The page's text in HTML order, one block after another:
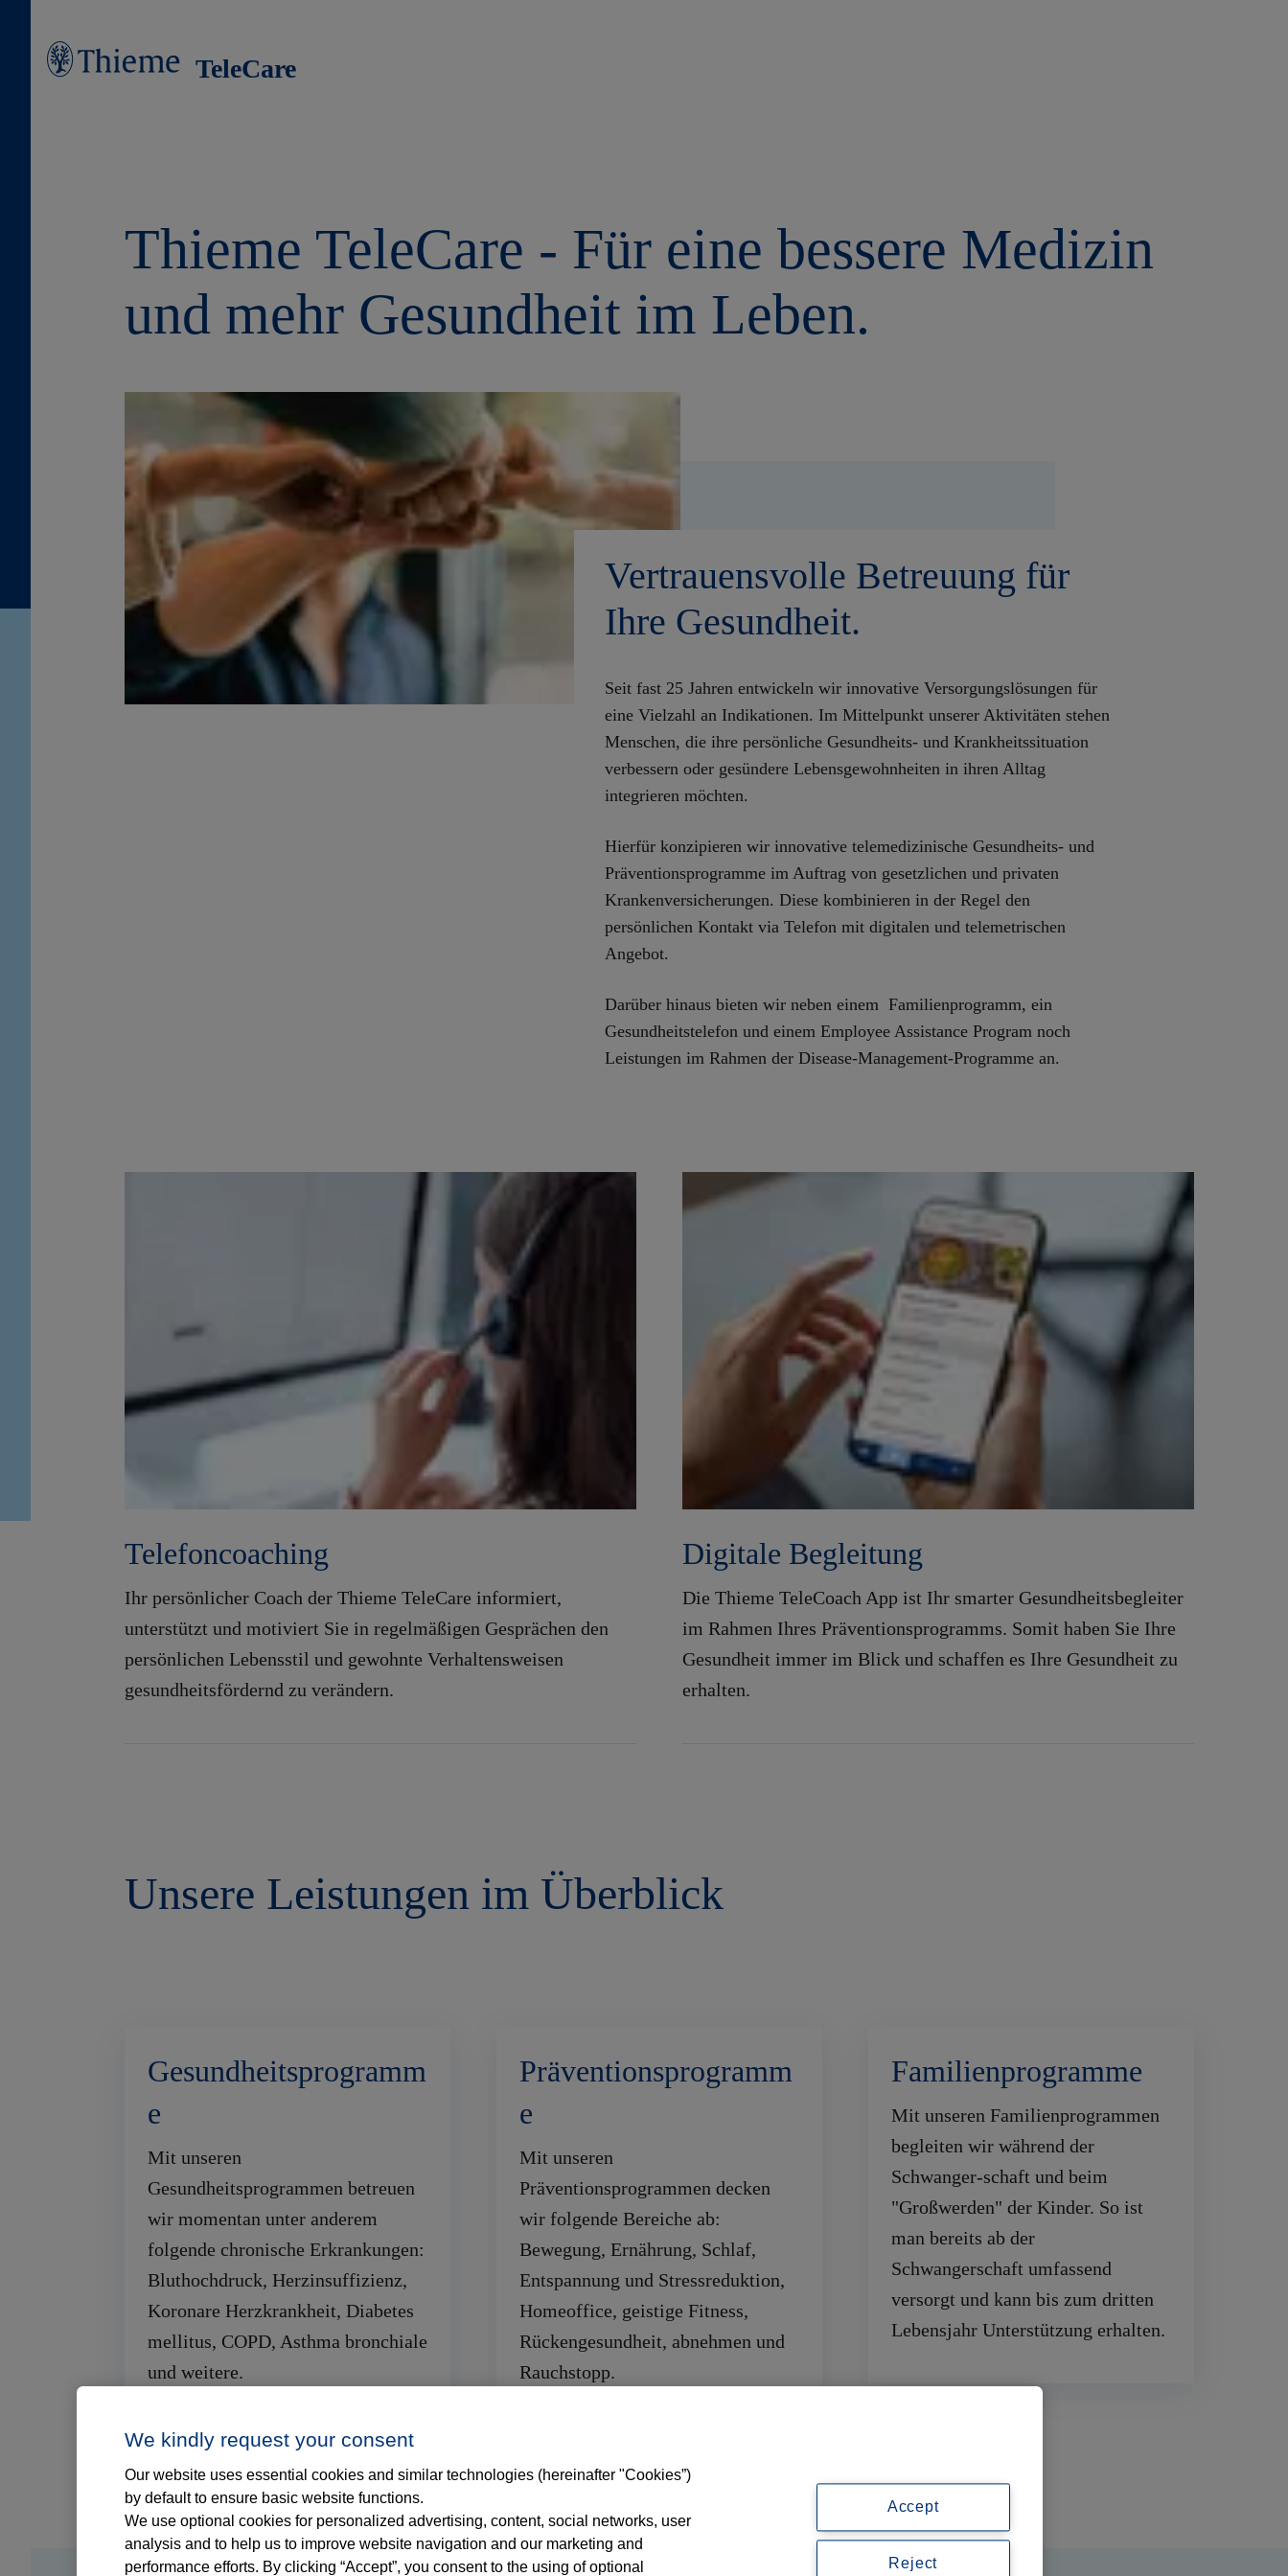
TeleCare
Thieme TeleCare - Für eine bessere Medizin
und mehr Gesundheit im Leben.
Vertrauensvolle Betreuung für
Ihre Gesundheit.
Seit fast 25 Jahren entwickeln wir innovative Versorgungslösungen für
eine Vielzahl an Indikationen. Im Mittelpunkt unserer Aktivitäten stehen
Menschen, die ihre persönliche Gesundheits- und Krankheitssituation
verbessern oder gesündere Lebensgewohnheiten in ihren Alltag
integrieren möchten.
Hierfür konzipieren wir innovative telemedizinische Gesundheits- und
Präventionsprogramme im Auftrag von gesetzlichen und privaten
Krankenversicherungen. Diese kombinieren in der Regel den
persönlichen Kontakt via Telefon mit digitalen und telemetrischen
Angebot.
Darüber hinaus bieten wir neben einem Familienprogramm, ein
Gesundheitstelefon und einem Employee Assistance Program noch
Leistungen im Rahmen der Disease-Management-Programme an.
Telefoncoaching
Ihr persönlicher Coach der Thieme TeleCare informiert,
unterstützt und motiviert Sie in regelmäßigen Gesprächen den
persönlichen Lebensstil und gewohnte Verhaltensweisen
gesundheitsfördernd zu verändern.
Digitale Begleitung
Die Thieme TeleCoach App ist Ihr smarter Gesundheitsbegleiter
im Rahmen Ihres Präventionsprogramms. Somit haben Sie Ihre
Gesundheit immer im Blick und schaffen es Ihre Gesundheit zu
erhalten.
Unsere Leistungen im Überblick
Gesundheitsprogramm
e
Mit unseren
Gesundheitsprogrammen betreuen
wir momentan unter anderem
folgende chronische Erkrankungen:
Bluthochdruck, Herzinsuffizienz,
Koronare Herzkrankheit, Diabetes
mellitus, COPD, Asthma bronchiale
und weitere.
Präventionsprogramm
e
Mit unseren
Präventionsprogrammen decken
wir folgende Bereiche ab:
Bewegung, Ernährung, Schlaf,
Entspannung und Stressreduktion,
Homeoffice, geistige Fitness,
Rückengesundheit, abnehmen und
Rauchstopp.
Familienprogramme
Mit unseren Familienprogrammen
begleiten wir während der
Schwanger-schaft und beim
"Großwerden" der Kinder. So ist
man bereits ab der
Schwangerschaft umfassend
versorgt und kann bis zum dritten
Lebensjahr Unterstützung erhalten.
We kindly request your consent
Our website uses essential cookies and similar technologies (hereinafter "Cookies”)
by default to ensure basic website functions.
We use optional cookies for personalized advertising, content, social networks, user
analysis and to help us to improve website navigation and our marketing and
performance efforts. By clicking “Accept”, you consent to the using of optional
Accept
Reject